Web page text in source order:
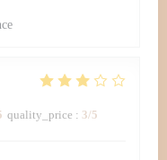
quality_price : 3/5